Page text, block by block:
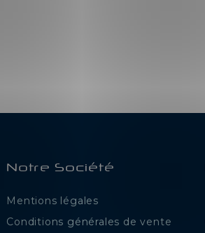
Notre Société
Mentions légales
Conditions générales de vente